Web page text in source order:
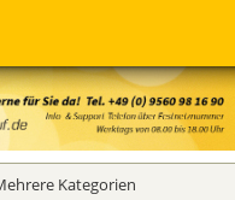
Kategorien